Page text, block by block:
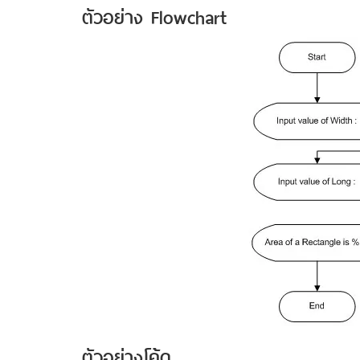
ตัวอย่าง Flowchart